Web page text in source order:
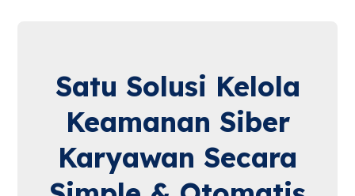
Satu Solusi Kelola
Keamanan Siber
Karyawan Secara